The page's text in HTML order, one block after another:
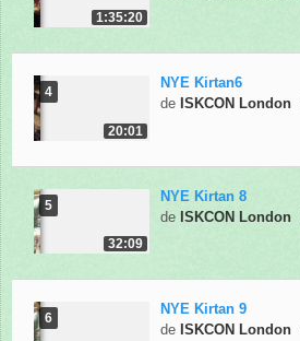
1:35:20
20:01
4
NYE Kirtan6
de ISKCON London
32:09
5
NYE Kirtan 8
de ISKCON London
6
NYE Kirtan 9
de ISKCON London